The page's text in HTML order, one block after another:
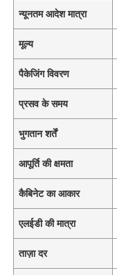
न्यूनतम आदेश मात्रा
मूल्य
पैकेजिंग विवरण
प्रसव के समय
भुगतान शर्तें
आपूर्ति की क्षमता
कैबिनेट का आकार
एलईडी की मात्रा
ताज़ा दर